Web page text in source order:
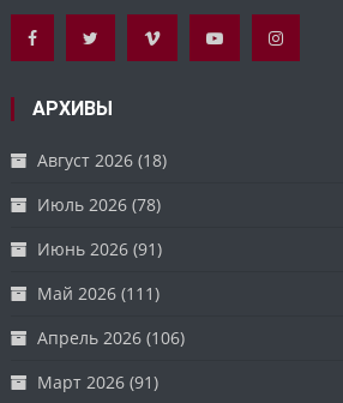
АРХИВЫ
Август 2026 (18)
Июль 2026 (78)
Июнь 2026 (91)
Май 2026 (111)
Апрель 2026 (106)
Март 2026 (91)